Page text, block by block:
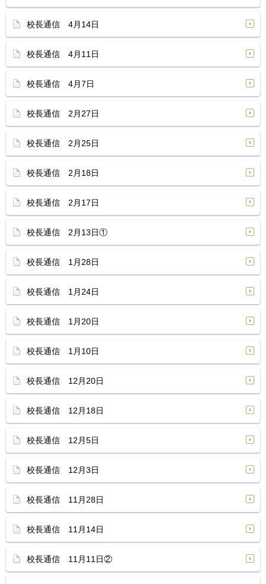
校長通信 4月14日
校長通信 4月11日
校長通信 4月7日
校長通信 2月27日
校長通信 2月25日
校長通信 2月18日
校長通信 2月17日
校長通信 2月13日①
校長通信 1月28日
校長通信 1月24日
校長通信 1月20日
校長通信 1月10日
校長通信 12月20日
校長通信 12月18日
校長通信 12月5日
校長通信 12月3日
校長通信 11月28日
校長通信 11月14日
校長通信 11月11日②